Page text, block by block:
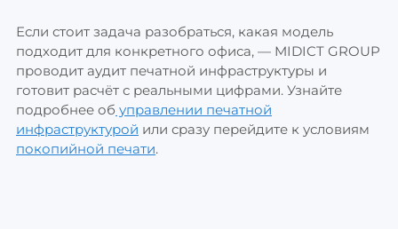
Если стоит задача разобраться, какая модель
подходит для конкретного офиса, — MIDICT GROUP
проводит аудит печатной инфраструктуры и
готовит расчёт с реальными цифрами. Узнайте
подробнее об управлении печатной
инфраструктурой или сразу перейдите к условиям
покопийной печати.